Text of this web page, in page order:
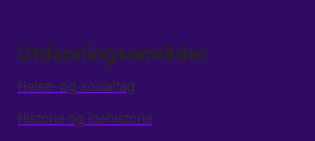
Utdanningsområder
Helse- og sosialfag
Historie og idéhistorie